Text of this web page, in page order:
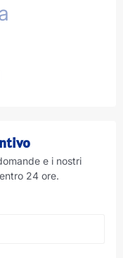
e i nostri
24 ore.